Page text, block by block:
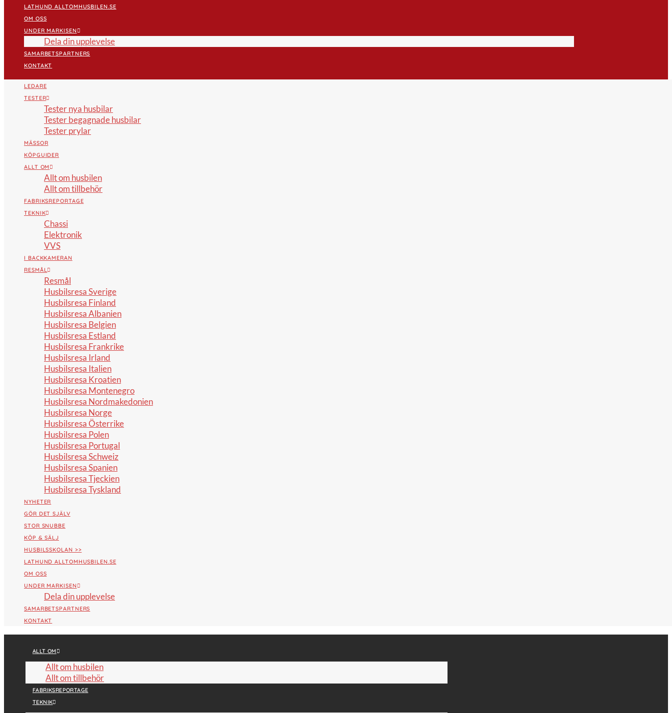
LATHUND ALLTOMHUSBILEN.SE
OM OSS
UNDER MARKISEN
Dela din upplevelse
SAMARBETSPARTNERS
KONTAKT
LEDARE
TESTER
Tester nya husbilar
Tester begagnade husbilar
Tester prylar
MÄSSOR
KÖPGUIDER
ALLT OM
Allt om husbilen
Allt om tillbehör
FABRIKSREPORTAGE
TEKNIK
Chassi
Elektronik
VVS
I BACKKAMERAN
RESMÅL
Resmål
Husbilsresa Sverige
Husbilsresa Finland
Husbilsresa Albanien
Husbilsresa Belgien
Husbilsresa Estland
Husbilsresa Frankrike
Husbilsresa Irland
Husbilsresa Italien
Husbilsresa Kroatien
Husbilsresa Montenegro
Husbilsresa Nordmakedonien
Husbilsresa Norge
Husbilsresa Österrike
Husbilsresa Polen
Husbilsresa Portugal
Husbilsresa Schweiz
Husbilsresa Spanien
Husbilsresa Tjeckien
Husbilsresa Tyskland
NYHETER
GÖR DET SJÄLV
STOR SNUBBE
KÖP & SÄLJ
HUSBILSSKOLAN >>
LATHUND ALLTOMHUSBILEN.SE
OM OSS
UNDER MARKISEN
Dela din upplevelse
SAMARBETSPARTNERS
KONTAKT
ALLT OM
Allt om husbilen
Allt om tillbehör
FABRIKSREPORTAGE
TEKNIK